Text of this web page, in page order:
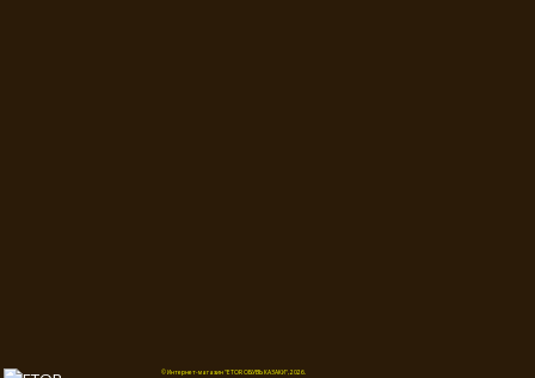
© Интернет-магазин "ETOR ОБУВЬ КАЗАКИ", 2026.